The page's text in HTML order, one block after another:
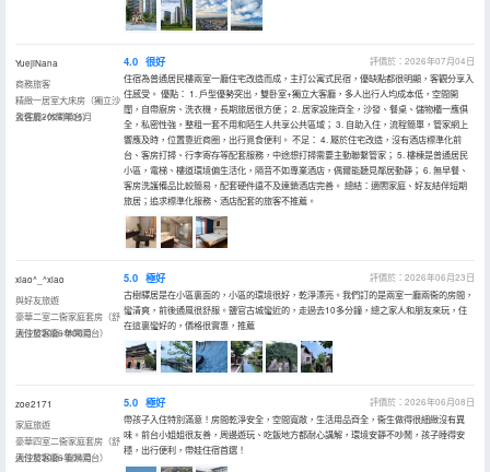
YuejiNana
商務旅客
精緻一居室大床房（獨立沙
發客廳+休閑陽台）
入住於2026年05月
4.0 很好
評價於：2026年07月04日
住宿為普通居民樓兩室一廳住宅改造而成，主打公寓式民宿，優缺點都很明顯，客觀分享入
住感受。 優點： 1. 戶型優勢突出，雙卧室+獨立大客廳，多人出行人均成本低，空間開
闊，自帶廚房、洗衣機，長期旅居很方便； 2. 居家設施齊全，沙發、餐桌、儲物櫃一應俱
全，私密性強，整租一套不用和陌生人共享公共區域； 3. 自助入住，流程簡單，管家網上
響應及時，位置靠近商圈，出行覓食便利。 不足： 4. 屬於住宅改造，沒有酒店標準化前
台、客房打掃、行李寄存等配套服務，中途想打掃需要主動聯繫管家； 5. 樓棟是普通居民
小區，電梯、樓道環境偏生活化，隔音不如專業酒店，偶爾能聽見鄰居動靜； 6. 無早餐、
客房洗護備品比較簡易，配套硬件遠不及連鎖酒店完善。 總結：適閤家庭、好友結伴短期
旅居；追求標準化服務、酒店配套的旅客不推薦。
xiao^_^xiao
與好友旅遊
豪華二室二衞家庭套房（舒
適沙發客廳+休閑陽台）
入住於2026年06月
5.0 極好
評價於：2026年06月23日
古樹驛居是在小區裏面的，小區的環境很好，乾淨漂亮。我們訂的是兩室一廳兩衞的房間，
蠻清爽，前後通風很舒服。鹽官古城蠻近的，走過去10多分鐘，總之家人和朋友來玩，住
在這裏蠻好的，價格很實惠，推薦
zoe2171
家庭旅遊
豪華四室二衞家庭套房（舒
適沙發客廳+寬景陽台）
入住於2026年04月
5.0 極好
評價於：2026年06月08日
帶孩子入住特別滿意！房間乾淨安全，空間寬敞，生活用品齊全，衞生做得很細緻沒有異
味。前台小姐姐很友善，周邊遊玩、吃飯地方都耐心講解，環境安靜不吵鬧，孩子睡得安
穩，出行便利，帶娃住宿首選！